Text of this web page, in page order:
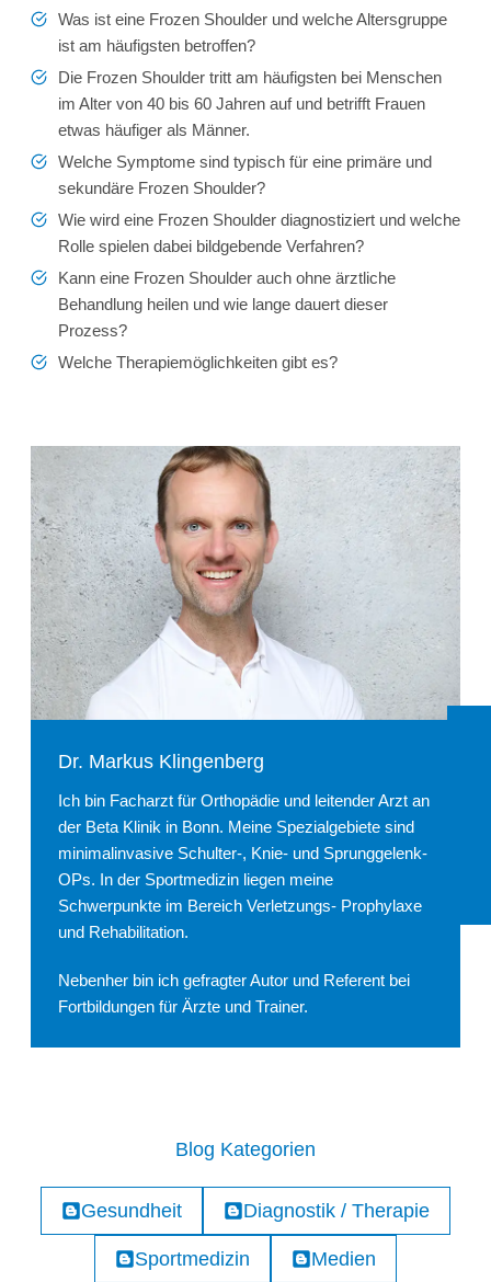
Was ist eine Frozen Shoulder und welche Altersgruppe
ist am häufigsten betroffen?
Die Frozen Shoulder tritt am häufigsten bei Menschen
im Alter von 40 bis 60 Jahren auf und betrifft Frauen
etwas häufiger als Männer.
Welche Symptome sind typisch für eine primäre und
sekundäre Frozen Shoulder?
Wie wird eine Frozen Shoulder diagnostiziert und welche
Rolle spielen dabei bildgebende Verfahren?
Kann eine Frozen Shoulder auch ohne ärztliche
Behandlung heilen und wie lange dauert dieser
Prozess?
Welche Therapiemöglichkeiten gibt es?
Dr. Markus Klingenberg
Ich bin Facharzt für Orthopädie und leitender Arzt an
der Beta Klinik in Bonn. Meine Spezialgebiete sind
minimalinvasive Schulter-, Knie- und Sprunggelenk-
OPs. In der Sportmedizin liegen meine
Schwerpunkte im Bereich Verletzungs- Prophylaxe
und Rehabilitation.
Nebenher bin ich gefragter Autor und Referent bei
Fortbildungen für Ärzte und Trainer.
Blog Kategorien
Gesundheit Diagnostik / Therapie
Sportmedizin Medien